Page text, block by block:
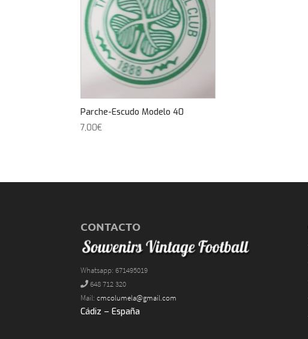
Parche-Escudo Modelo 40
7,00€
CONTACTO
Whatsapp: 671495019
648 712 320
Mail:cmcolumela@gmail.com
Cádiz – España